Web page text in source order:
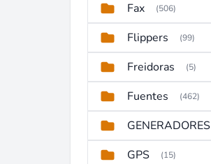
Fax (506)
Flippers (99)
Freidoras (5)
Fuentes (462)
GENERADORES
GPS (15)